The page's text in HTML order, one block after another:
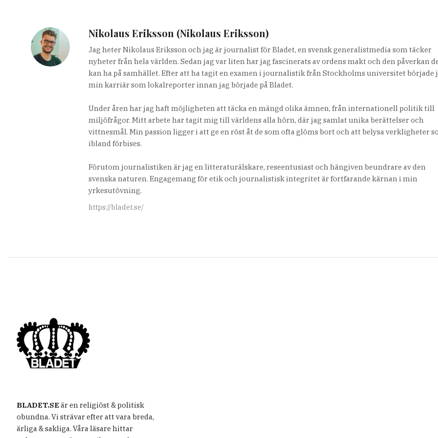
Nikolaus Eriksson (Nikolaus Eriksson)
Jag heter Nikolaus Eriksson och jag är journalist för Bladet, en svensk generalistmedia som täcker
nyheter från hela världen. Sedan jag var liten har jag fascinerats av ordens makt och den påverkan
kan ha på samhället. Efter att ha tagit en examen i journalistik från Stockholms universitet började
min karriär som lokalreporter innan jag började på Bladet.
Under åren har jag haft möjligheten att täcka en mängd olika ämnen, från internationell politik till
miljöfrågor. Mitt arbete har tagit mig till världens alla hörn, där jag samlat unika berättelser och
vittnesmål. Min passion ligger i att ge en röst åt de som ofta glöms bort och att belysa verkligheter
ibland förbises.
Förutom journalistiken är jag en litteraturälskare, reseentusiast och hängiven beundrare av den
svenska naturen. Engagemang för etik och journalistisk integritet är fortfarande kärnan i min
yrkesutövning.
https://bladet.se/
BLADET.SE är en religiöst & politisk
obundna. Vi strävar efter att vara breda,
ärliga & sakliga. Våra läsare hittar